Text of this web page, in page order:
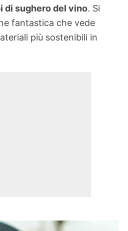
di sughero del vino. Si
fantastica che vede
più sostenibili in